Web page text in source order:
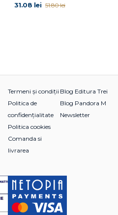
31.08 lei 51.80 lei
Termeni și condiții
Politica de
confidențialitate
Politica cookies
Comanda si
livrarea
Blog Editura Trei
Blog Pandora M
Newsletter